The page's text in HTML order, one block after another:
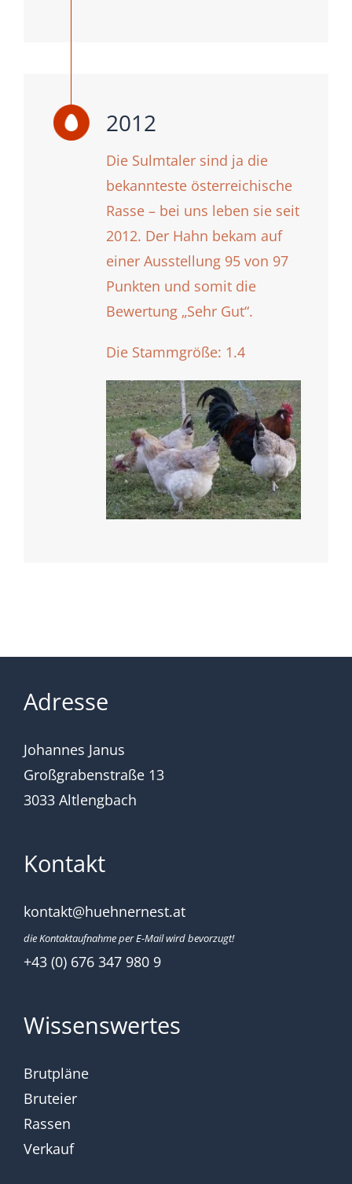
2012
Die Sulmtaler sind ja die
bekannteste österreichische
Rasse – bei uns leben sie seit
2012. Der Hahn bekam auf
einer Ausstellung 95 von 97
Punkten und somit die
Bewertung „Sehr Gut“.
Die Stammgröße: 1.4
Adresse
Johannes Janus
Großgrabenstraße 13
3033 Altlengbach
Kontakt
kontakt@huehnernest.at
die Kontaktaufnahme per E-Mail wird bevorzugt!
+43 (0) 676 347 980 9
Wissenswertes
Brutpläne
Bruteier
Rassen
Verkauf